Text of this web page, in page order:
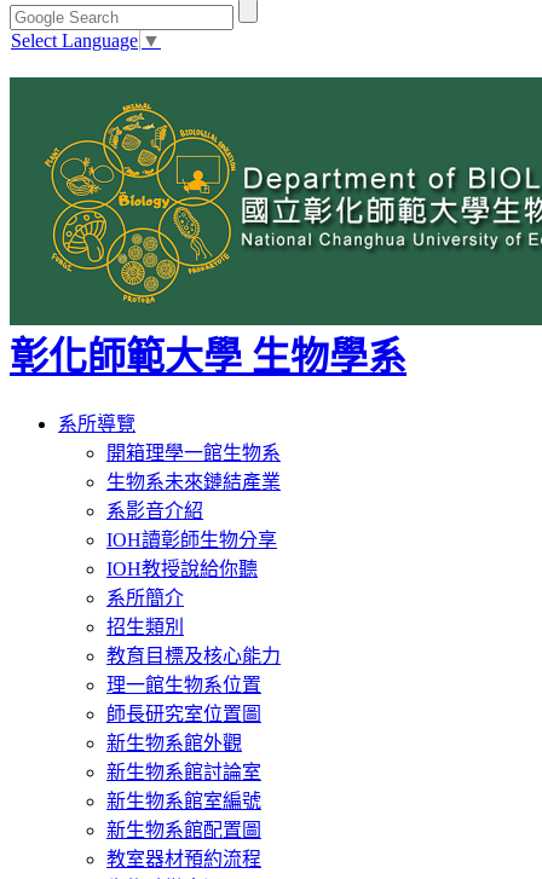
Select Language ▼
彰化師範大學 生物學系
Toggle
navigation
系所導覽
開箱理學一館生物系
生物系未來鏈結產業
系影音介紹
IOH讀彰師生物分享
IOH教授說給你聽
系所簡介
招生類別
教育目標及核心能力
理一館生物系位置
師長研究室位置圖
新生物系館外觀
新生物系館討論室
新生物系館室編號
新生物系館配置圖
教室器材預約流程